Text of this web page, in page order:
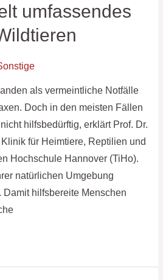
umfassendes
als vermeintliche Notfälle
Doch in den meisten Fällen
hilfsbedürftig, erklärt Prof. Dr.
für Heimtiere, Reptilien und
Hochschule Hannover (TiHo).
natürlichen Umgebung
hilfsbereite Menschen